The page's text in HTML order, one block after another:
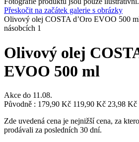
Přeskočit na začátek galerie s obrázky
Olivový olej COSTA d’Oro EVOO 500
násobcích 1
Olivový olej
EVOO 500 ml
Akce do 11.08.
Původně : 179,90 Kč 119,90 Kč 23,98 Kč
Zde uvedená cena je nejnižší cena, za
prodávali za posledních 30 dní.